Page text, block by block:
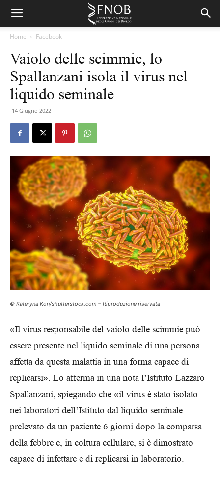
Home Facebook
Vaiolo delle scimmie, lo
Spallanzani isola il virus nel
liquido seminale
14 Giugno 2022
© Kateryna Kon/shutterstock.com – Riproduzione riservata
«Il virus responsabile del vaiolo delle scimmie può
essere presente nel liquido seminale di una persona
affetta da questa malattia in una forma capace di
replicarsi». Lo afferma in una nota l’Istituto Lazzaro
Spallanzani, spiegando che «il virus è stato isolato
nei laboratori dell’Istituto dal liquido seminale
prelevato da un paziente 6 giorni dopo la comparsa
della febbre e, in coltura cellulare, si è dimostrato
capace di infettare e di replicarsi in laboratorio.